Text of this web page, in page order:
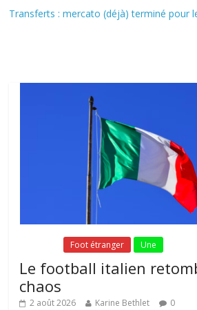
Transferts : mercato (déjà) terminé pour
Foot étranger Une
Le football italien
chaos
2 août 2026 Karine Bethlet 0